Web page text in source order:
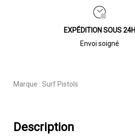
EXPÉDITION SOUS 24H
Envoi soigné
Marque : Surf Pistols
Description